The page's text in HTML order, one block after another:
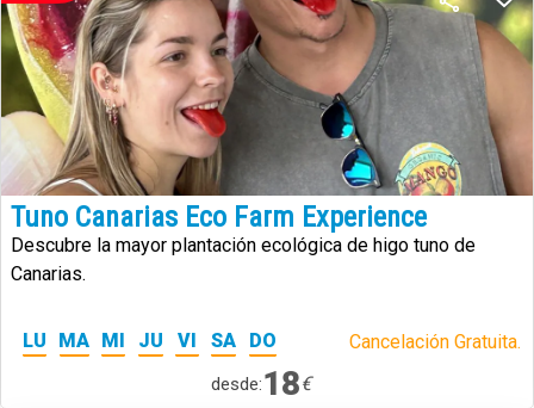
Tuno Canarias Eco Farm Experience
Descubre la mayor plantación ecológica de higo tuno de
Canarias.
LU MA MI JU VI SA DO Cancelación Gratuita.
desde:18€